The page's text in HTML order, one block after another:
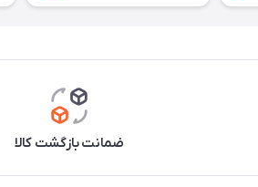
ضمانت بازگشت کالا